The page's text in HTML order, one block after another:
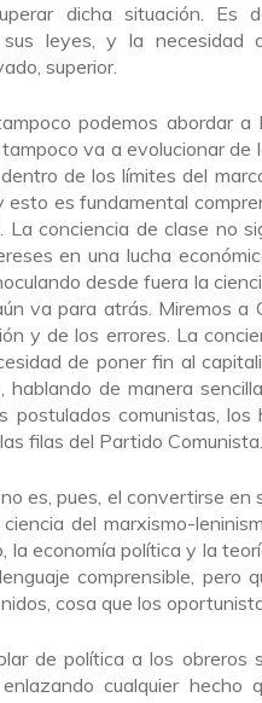
dicha situación. Es
sus leyes, y la
superior.
podemos abordar
va a evolucionar de
de los límites del
esto es fundamental
La conciencia de clase no
en una lucha
desde fuera la
va para atrás. Miremos a
y de los errores. La
de poner fin al
hablando de manera
postulados comunistas,
filas del Partido Comunista.
es, pues, el convertirse
del marxismo-
la economía política y la
comprensible, pero
cosa que los
de política a los obreros
cualquier hecho